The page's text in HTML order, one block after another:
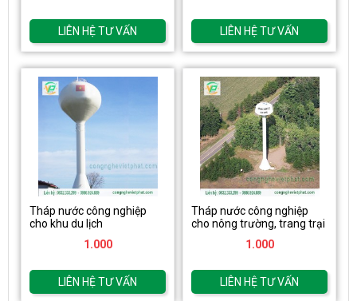
LIÊN HỆ TƯ VẤN LIÊN HỆ TƯ VẤN
Tháp nước công nghiệp
cho khu du lịch
1.000
LIÊN HỆ TƯ VẤN
Tháp nước công nghiệp
cho nông trường, trang trại
1.000
LIÊN HỆ TƯ VẤN